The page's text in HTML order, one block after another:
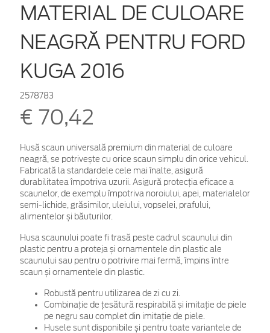
MATERIAL DE CULOARE
NEAGRĂ PENTRU FORD
KUGA 2016
2578783
€ 70,42
Husă scaun universală premium din material de culoare
neagră, se potrivește cu orice scaun simplu din orice vehicul.
Fabricată la standardele cele mai înalte, asigură
durabilitatea împotriva uzurii. Asigură protecția eficace a
scaunelor, de exemplu împotriva noroiului, apei, materialelor
semi-lichide, grăsimilor, uleiului, vopselei, prafului,
alimentelor și băuturilor.
Husa scaunului poate fi trasă peste cadrul scaunului din
plastic pentru a proteja și ornamentele din plastic ale
scaunului sau pentru o potrivire mai fermă, împins între
scaun și ornamentele din plastic.
Robustă pentru utilizarea de zi cu zi.
Combinație de țesătură respirabilă și imitație de piele
pe negru sau complet din imitație de piele.
Husele sunt disponibile și pentru toate variantele de